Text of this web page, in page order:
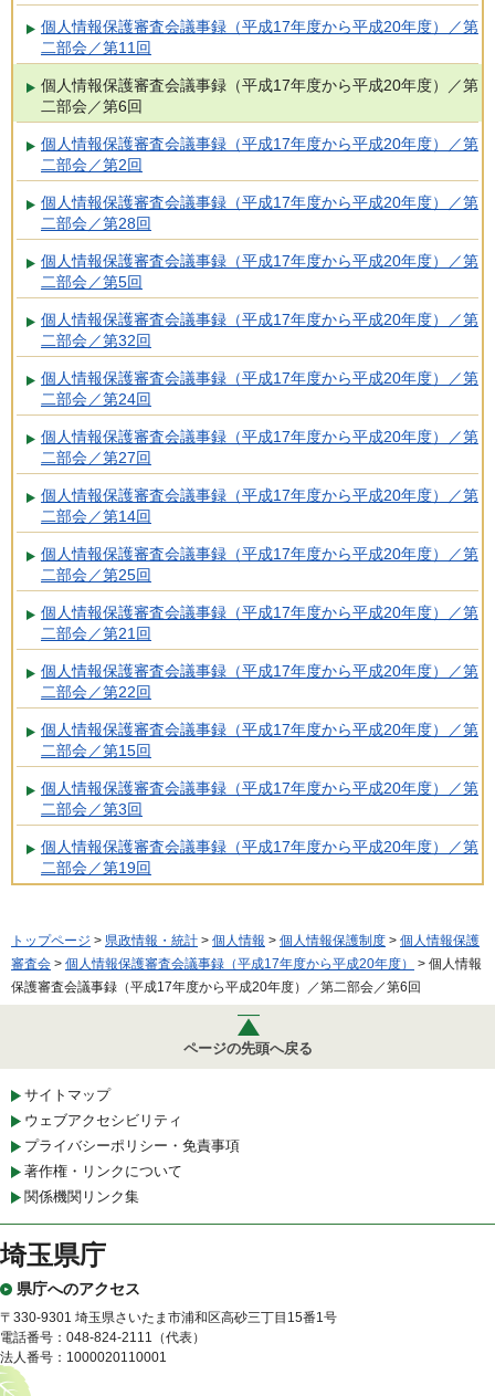
個人情報保護審査会議事録（平成17年度から平成20年度）／第
二部会／第11回
個人情報保護審査会議事録（平成17年度から平成20年度）／第
二部会／第6回
個人情報保護審査会議事録（平成17年度から平成20年度）／第
二部会／第2回
個人情報保護審査会議事録（平成17年度から平成20年度）／第
二部会／第28回
個人情報保護審査会議事録（平成17年度から平成20年度）／第
二部会／第5回
個人情報保護審査会議事録（平成17年度から平成20年度）／第
二部会／第32回
個人情報保護審査会議事録（平成17年度から平成20年度）／第
二部会／第24回
個人情報保護審査会議事録（平成17年度から平成20年度）／第
二部会／第27回
個人情報保護審査会議事録（平成17年度から平成20年度）／第
二部会／第14回
個人情報保護審査会議事録（平成17年度から平成20年度）／第
二部会／第25回
個人情報保護審査会議事録（平成17年度から平成20年度）／第
二部会／第21回
個人情報保護審査会議事録（平成17年度から平成20年度）／第
二部会／第22回
個人情報保護審査会議事録（平成17年度から平成20年度）／第
二部会／第15回
個人情報保護審査会議事録（平成17年度から平成20年度）／第
二部会／第3回
個人情報保護審査会議事録（平成17年度から平成20年度）／第
二部会／第19回
トップページ > 県政情報・統計 > 個人情報 > 個人情報保護制度 > 個人情報保護
審査会 > 個人情報保護審査会議事録（平成17年度から平成20年度）
> 個人情報
保護審査会議事録（平成17年度から平成20年度）／第二部会／第6回
ページの先頭へ戻る
サイトマップ
ウェブアクセシビリティ
プライバシーポリシー・免責事項
著作権・リンクについて
関係機関リンク集
埼玉県庁
県庁へのアクセス
〒330-9301 埼玉県さいたま市浦和区高砂三丁目15番1号
電話番号：048-824-2111（代表）
法人番号：1000020110001